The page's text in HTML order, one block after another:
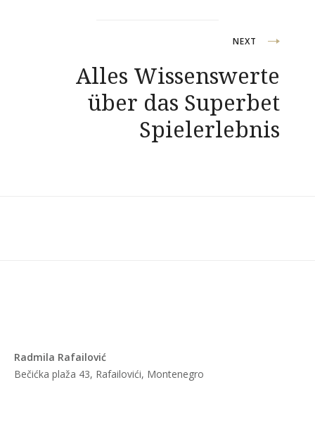
NEXT
Alles Wissenswerte
über das Superbet
Spielerlebnis
Radmila Rafailović
Bečićka plaža 43, Rafailovići, Montenegro